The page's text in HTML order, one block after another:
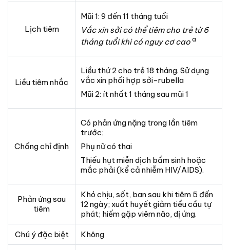
Lịch tiêm
Mũi 1: 9 đến 11 tháng tuổi
Vắc xin sởi có thể tiêm cho trẻ từ 6
tháng tuổi khi có nguy cơ caoa
Liều tiêm nhắc
Liều thứ 2 cho trẻ 18 tháng. Sử dụng
vắc xin phối hợp sởi-rubella
Mũi 2: ít nhất 1 tháng sau mũi 1
Chống chỉ định
Có phản ứng nặng trong lần tiêm
trước;
Phụ nữ có thai
Thiếu hụt miễn dịch bẩm sinh hoặc
mắc phải (kể cả nhiễm HIV/AIDS).
Phản ứng sau
tiêm
Khó chịu, sốt, ban sau khi tiêm 5 đến
12 ngày; xuất huyết giảm tiểu cầu tự
phát; hiếm gặp viêm não, dị ứng.
Chú ý đặc biệt Không